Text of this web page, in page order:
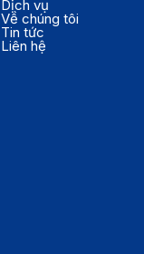
Dịch vụ
Về chúng tôi
Tin tức
Liên hệ